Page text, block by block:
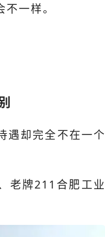
一样。
遇却完全不在一个
老牌211 合肥工业